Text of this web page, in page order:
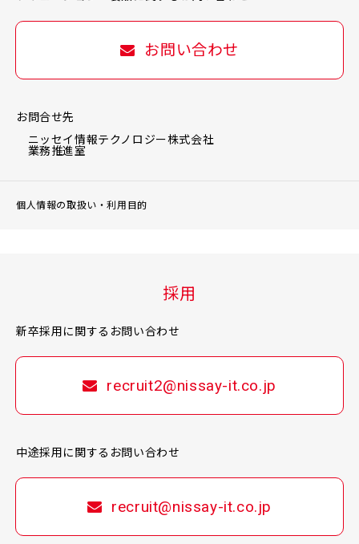
お問い合わせ
お問合せ先
ニッセイ情報テクノロジー株式会社
業務推進室
個人情報の取扱い・利用目的
採用
新卒採用に関するお問い合わせ
recruit2@nissay-it.co.jp
中途採用に関するお問い合わせ
recruit@nissay-it.co.jp